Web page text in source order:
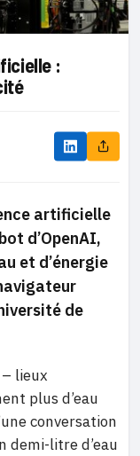
:
artificielle
d’OpenAI,
et d’énergie
de
lieux
plus d’eau
conversation
demi-litre d’eau